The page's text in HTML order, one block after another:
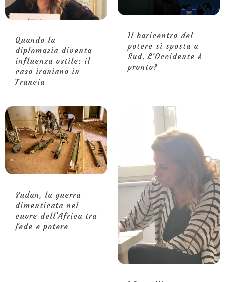
Quando la
diplomazia diventa
influenza ostile: il
caso iraniano in
Francia
Il baricentro del
potere si sposta a
Sud. L’Occidente è
pronto?
Sudan, la guerra
dimenticata nel
cuore dell’Africa tra
fede e potere